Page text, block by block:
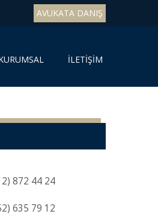
AVUKATA DANIŞ
İLETİŞİM
872 44 24
635 79 12